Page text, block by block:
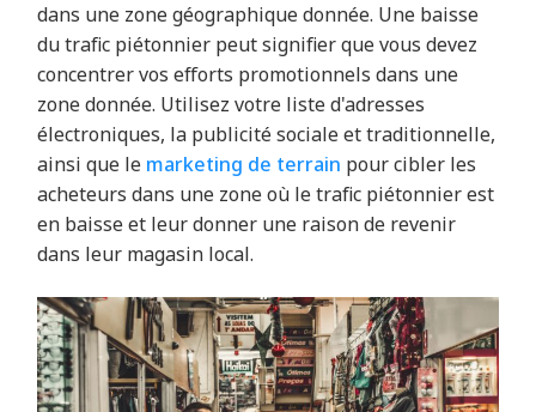
dans une zone géographique donnée. Une baisse
du trafic piétonnier peut signifier que vous devez
concentrer vos efforts promotionnels dans une
zone donnée. Utilisez votre liste d'adresses
électroniques, la publicité sociale et traditionnelle,
ainsi que le marketing de terrain pour cibler les
acheteurs dans une zone où le trafic piétonnier est
en baisse et leur donner une raison de revenir
dans leur magasin local.